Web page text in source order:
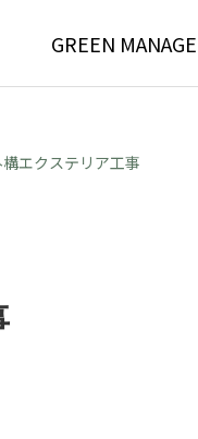
GREEN
エクステリア工事